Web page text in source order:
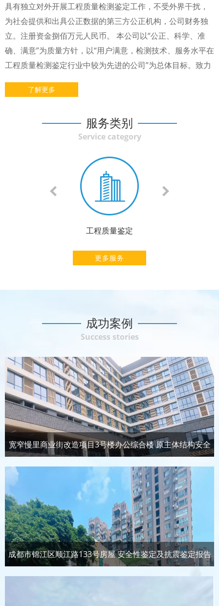
具有独立对外开展工程质量检测鉴定工作，不受外界干扰，
为社会提供和出具公正数据的第三方公正机构，公司财务独
立。注册资金捌佰万元人民币。 本公司以“公正、科学、准
确、满意”为质量方针，以“用户满意，检测技术、服务水平在
工程质量检测鉴定行业中较为先进的公司”为总体目标。致力
了解更多
服务类别
Service category
工程质量鉴定
更多服务
成功案例
Success stories
宽窄慢里商业街改造项目3号楼办公综合楼 原主体结构安全
性鉴定及抗震鉴定
成都市锦江区顺江路133号房屋 安全性鉴定及抗震鉴定报告